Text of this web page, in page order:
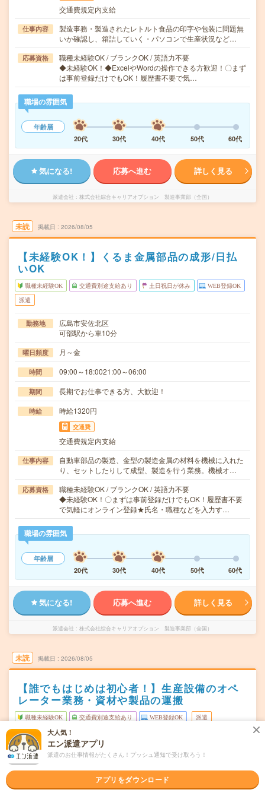
交通費規定内支給
仕事内容
製造事務・製造されたレトルト食品の印字や包装に問題無
いか確認し、箱詰していく・パソコンで生産状況など…
応募資格
職種未経験OK / ブランクOK / 英語力不要
◆未経験OK！◆ExcelやWordの操作できる方歓迎！〇まず
は事前登録だけでもOK！履歴書不要で気…
職場の雰囲気
年齢層
20代
30代 40代 50代 60代
気になる! 応募へ進む 詳しく見る
派遣会社 株式会社綜合キャリアオプション 製造事業部（全国）
未読 掲載日 2026/08/05
【未経験OK！】くるま金属部品の成形/日払
いOK
職種未経験OK 交通費別途支給あり 土日祝日が休み WEB登録OK
派遣
勤務地
広島市安佐北区
可部駅から車10分
曜日頻度 月～金
時間 09:00～18:0021:00～06:00
期間 長期でお仕事できる方、大歓迎！
時給 時給1320円
交通費
交通費規定内支給
仕事内容
自動車部品の製造、金型の製造金属の材料を機械に入れた
り、セットしたりして成型、製造を行う業務。機械オ…
応募資格
職種未経験OK / ブランクOK / 英語力不要
◆未経験OK！〇まずは事前登録だけでもOK！履歴書不要
で気軽にオンライン登録★氏名・職種などを入力す…
職場の雰囲気
年齢層
20代
30代 40代 50代 60代
気になる! 応募へ進む 詳しく見る
派遣会社 株式会社綜合キャリアオプション 製造事業部（全国）
未読 掲載日 2026/08/05
【誰でもはじめは初心者！】生産設備のオペ
レーター業務・資材や製品の運搬
職種未経験OK 交通費別途支給あり WEB登録OK 派遣
勤務地
広島県東広島市
八本松駅から車10分
曜日頻度 シフト制
時間 07:00～16:0019:00～04:00
大人気！
エン派遣アプリ
派遣のお仕事情報がたくさん！プッシュ通知で受け取ろう！
アプリをダウンロード